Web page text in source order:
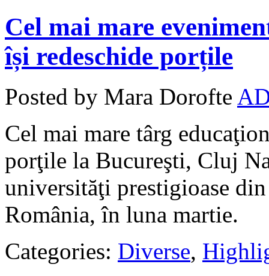
Cel mai mare
își redeschide porțile
Posted by Mara Dorofte
Cel mai mare târg
porţile la Bucureşti, Cluj
universităţi prestigioase
România, în luna martie.
Categories: Diverse,